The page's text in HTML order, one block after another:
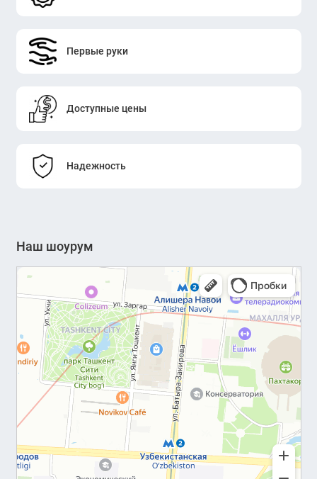
Первые руки
Доступные цены
Надежность
Наш шоурум